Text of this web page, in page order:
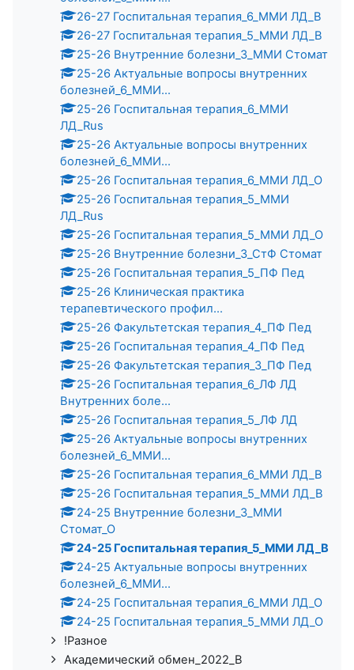
26-27 Госпитальная терапия_6_ММИ ЛД_В
26-27 Госпитальная терапия_5_ММИ ЛД_В
25-26 Внутренние болезни_3_ММИ Стомат
25-26 Актуальные вопросы внутренних
болезней_6_ММИ...
25-26 Госпитальная терапия_6_ММИ
ЛД_Rus
25-26 Актуальные вопросы внутренних
болезней_6_ММИ...
25-26 Госпитальная терапия_6_ММИ ЛД_О
25-26 Госпитальная терапия_5_ММИ
ЛД_Rus
25-26 Госпитальная терапия_5_ММИ ЛД_О
25-26 Внутренние болезни_3_СтФ Стомат
25-26 Госпитальная терапия_5_ПФ Пед
25-26 Клиническая практика
терапевтического профил...
25-26 Факультетская терапия_4_ПФ Пед
25-26 Госпитальная терапия_4_ПФ Пед
25-26 Факультетская терапия_3_ПФ Пед
25-26 Госпитальная терапия_6_ЛФ ЛД
Внутренних боле...
25-26 Госпитальная терапия_5_ЛФ ЛД
25-26 Актуальные вопросы внутренних
болезней_6_ММИ...
25-26 Госпитальная терапия_6_ММИ ЛД_В
25-26 Госпитальная терапия_5_ММИ ЛД_В
24-25 Внутренние болезни_3_ММИ
Стомат_О
24-25 Госпитальная терапия_5_ММИ ЛД_В
24-25 Актуальные вопросы внутренних
болезней_6_ММИ...
24-25 Госпитальная терапия_6_ММИ ЛД_О
24-25 Госпитальная терапия_5_ММИ ЛД_О
!Разное
Академический обмен_2022_В